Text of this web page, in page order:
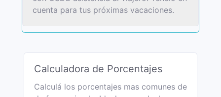
cuenta para tus próximas vacaciones.
Calculadora de Porcentajes
Calculá los porcentajes mas comunes de